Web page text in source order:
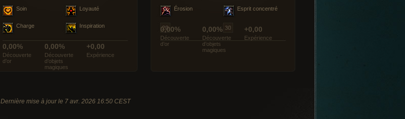
Soin Loyauté
Charge Inspiration
0,00%
Découverte
d’or
0,00%
Découverte
d’objets
magiques
+0,00
Expérience
Érosion Esprit concentré
0,00%
Découverte
d’or
0,00%
Découverte
d’objets
magiques
+0,00
Expérience
Dernière mise à jour le 7 avr. 2026 16:50 CEST